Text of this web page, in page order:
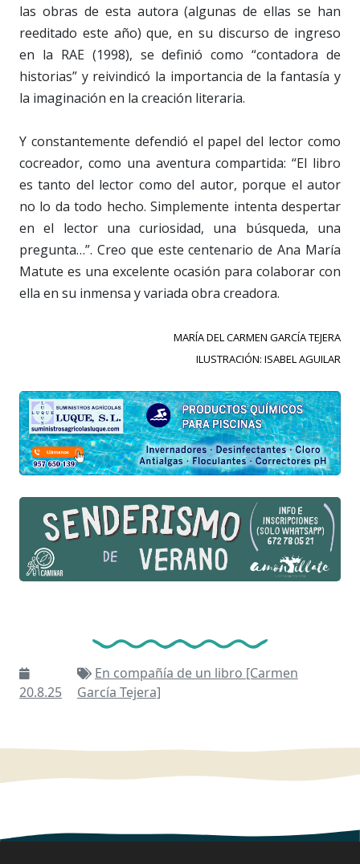
las obras de esta autora (algunas de ellas se han
reeditado este año) que, en su discurso de ingreso
en la RAE (1998), se definió como “contadora de
historias” y reivindicó la importancia de la fantasía y
la imaginación en la creación literaria.
Y constantemente defendió el papel del lector como
cocreador, como una aventura compartida: “El libro
es tanto del lector como del autor, porque el autor
no lo da todo hecho. Simplemente intenta despertar
en el lector una curiosidad, una búsqueda, una
pregunta…”. Creo que este centenario de Ana María
Matute es una excelente ocasión para colaborar con
ella en su inmensa y variada obra creadora.
MARÍA DEL CARMEN GARCÍA TEJERA
ILUSTRACIÓN: ISABEL AGUILAR
20.8.25
En compañía de un libro [Carmen
García Tejera]